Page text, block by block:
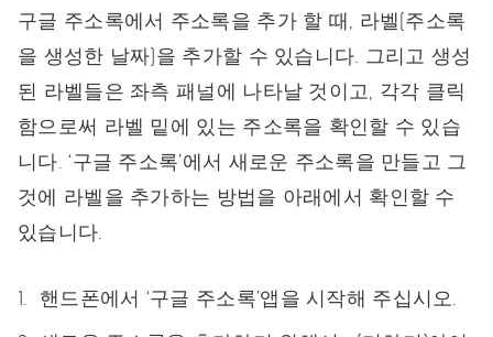
구글 주소록에서 주소록을 추가 할 때, 라벨(주소록
을 생성한 날짜)을 추가할 수 있습니다. 그리고 생성
된 라벨들은 좌측 패널에 나타날 것이고, 각각 클릭
함으로써 라벨 밑에 있는 주소록을 확인할 수 있습
니다. ‘구글 주소록’에서 새로운 주소록을 만들고 그
것에 라벨을 추가하는 방법을 아래에서 확인할 수
있습니다.
핸드폰에서 ‘구글 주소록’앱을 시작해 주십시오.